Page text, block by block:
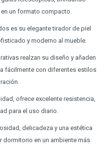
un formato compacto.
es su elegante tirador de piel
y moderno al mueble.
realzan su diseño y añaden
fácilmente con diferentes estilos
ofrece excelente resistencia,
para el uso diario.
delicadeza y una estética
dormitorio en un ambiente más